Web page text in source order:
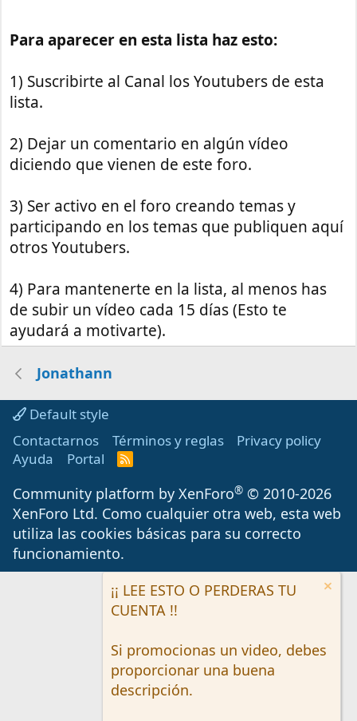
Para aparecer en esta lista haz esto:
1) Suscribirte al Canal los Youtubers de esta
lista.
2) Dejar un comentario en algún vídeo
diciendo que vienen de este foro.
3) Ser activo en el foro creando temas y
participando en los temas que publiquen aquí
otros Youtubers.
4) Para mantenerte en la lista, al menos has
de subir un vídeo cada 15 días (Esto te
ayudará a motivarte).
Jonathann
Default style
Contactarnos
Términos y reglas
Privacy policy
Ayuda
Portal
R
S
Community platform by XenForo® © 2010-2026
XenForo Ltd. Como cualquier otra web, esta web
utiliza las cookies básicas para su correcto
funcionamiento.
¡¡ LEE ESTO O PERDERAS TU
CUENTA !!
Si promocionas un video, debes
proporcionar una buena
descripción.